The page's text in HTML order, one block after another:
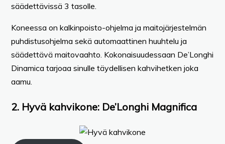
säädettävissä 3 tasolle.
Koneessa on kalkinpoisto-ohjelma ja maitojärjestelmän
puhdistusohjelma sekä automaattinen huuhtelu ja
säädettävä maitovaahto. Kokonaisuudessaan De’Longhi
Dinamica tarjoaa sinulle täydellisen kahvihetken joka
aamu.
2. Hyvä kahvikone: De’Longhi Magnifica